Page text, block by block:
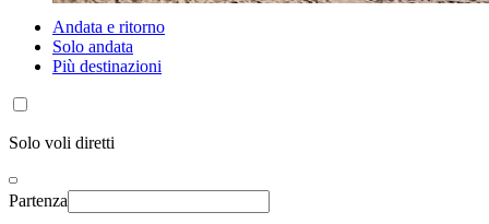
Andata e ritorno
Solo andata
Più destinazioni
Solo voli diretti
Partenza